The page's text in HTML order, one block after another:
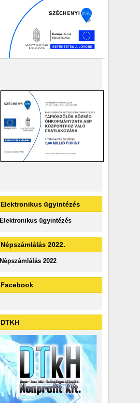
Elektronikus ügyintézés
Elektronikus ügyintézés
Népszámlálás 2022.
Népszámlálás 2022
Facebook
DTKH